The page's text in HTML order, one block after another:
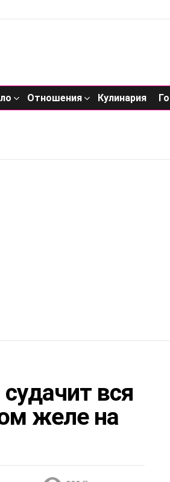
Отношения Кулинария
вся
желе на